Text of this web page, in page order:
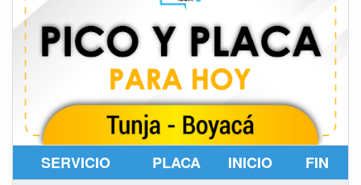
SERVICIO PLACA INICIO FIN